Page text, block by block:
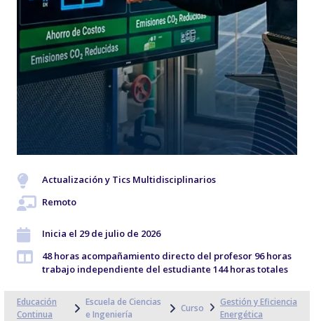
Actualización y Tics Multidisciplinarios
Remoto
Inicia el 29 de julio de 2026
48 horas acompañamiento directo del profesor 96 horas
trabajo independiente del estudiante 144 horas totales
Educación
Continua
Escuela de Ciencias
e Ingeniería
Curso
Gestión y Eficiencia
Energética